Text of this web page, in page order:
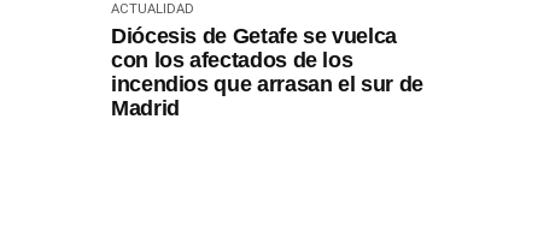
ACTUALIDAD
Diócesis de Getafe se vuelca
con los afectados de los
incendios que arrasan el sur de
Madrid